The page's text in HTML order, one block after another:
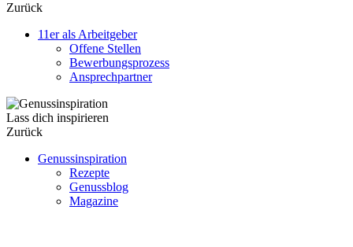
Zurück
11er als Arbeitgeber
Offene Stellen
Bewerbungsprozess
Ansprechpartner
Lass dich inspirieren
Zurück
Genussinspiration
Rezepte
Genussblog
Magazine